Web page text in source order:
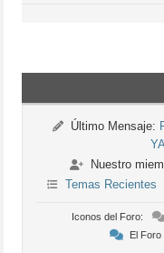
Último Mensaje:
Nuestro
Temas Recientes
Iconos del Foro:
El